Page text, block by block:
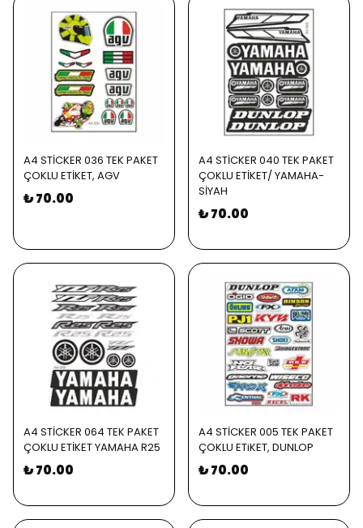
A4 STİCKER 036 TEK PAKET
ÇOKLU ETİKET, AGV
₺ 70.00
A4 STİCKER 040 TEK PAKET
ÇOKLU ETİKET/ YAMAHA-
SİYAH
₺ 70.00
A4 STİCKER 064 TEK PAKET
ÇOKLU ETİKET YAMAHA R25
₺ 70.00
A4 STİCKER 005 TEK PAKET
ÇOKLU ETiKET, DUNLOP
₺ 70.00